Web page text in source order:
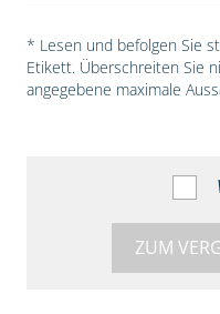
* Lesen und befolgen Sie
Etikett. Überschreiten Sie
angegebene maximale
ZUM